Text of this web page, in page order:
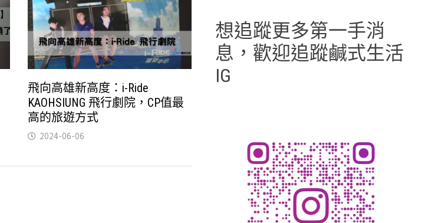
飛向高雄新高度：i-Ride
KAOHSIUNG 飛行劇院，CP值最
高的旅遊方式
2024-06-06
想追蹤更多第一手消
息，歡迎追蹤鹹式生活
IG